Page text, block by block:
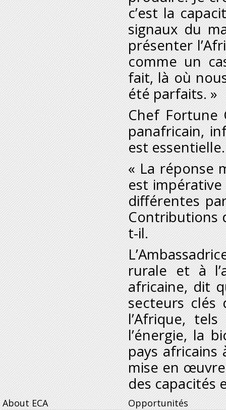
c’est la
signaux du
présenter
comme un
fait, là où
été parfaits. »
Chef Fortune
panafricain,
est essentielle.
« La réponse
est
différentes
Contributions
t-il.
rurale et à
africaine, dit
secteurs clés
l’Afrique,
l’énergie, la
pays africains
mise en
des capacités
About ECA Opportunités